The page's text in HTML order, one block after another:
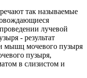
так называемые
лучевой
- результат
мышц мочевого пузыря
пузыря,
в слизистом и